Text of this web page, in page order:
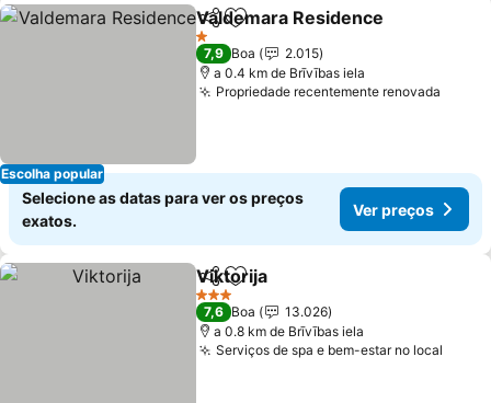
Escolha popular
PartilharAdicionar aos favoritos
Valdemara Residence
1 Estrelas
7,9 Boa
2.015
a 0.4 km de Brīvības iela
Propriedade recentemente renovada
Selecione as datas para ver os preços
exatos.
Ver preços
PartilharAdicionar aos favoritos
Viktorija
3 Estrelas
7,6 Boa
13.026
a 0.8 km de Brīvības iela
Serviços de spa e bem-estar no local